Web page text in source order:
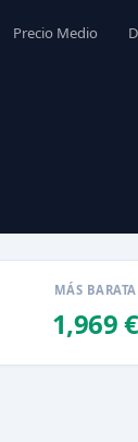
Precio Medio
MÁS BARATA
1,969 €